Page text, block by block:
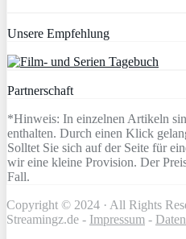
Unsere Empfehlung
Partnerschaft
*Hinweis: In einzelnen Artikeln
enthalten. Durch einen Klick
Solltet Sie sich auf der Seite für
wir eine kleine Provision. Der
Fall.
Copyright © 2024 · All Rights
Streamingz.de - Impressum -